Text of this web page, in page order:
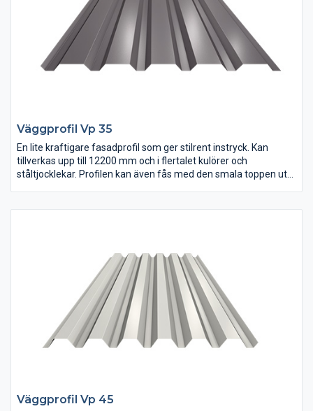
Väggprofil Vp 35
En lite kraftigare fasadprofil som ger stilrent instryck. Kan
tillverkas upp till 12200 mm och i flertalet kulörer och
ståltjocklekar. Profilen kan även fås med den smala toppen utåt
Väggprofil Vp 45